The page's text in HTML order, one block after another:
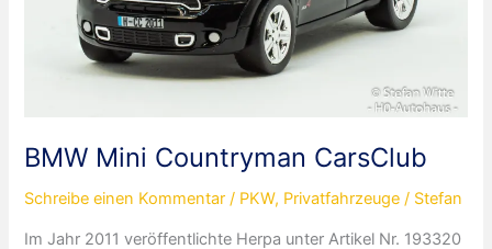
BMW Mini Countryman CarsClub
Schreibe einen Kommentar / PKW, Privatfahrzeuge / Stefan
Im Jahr 2011 veröffentlichte Herpa unter Artikel Nr. 193320